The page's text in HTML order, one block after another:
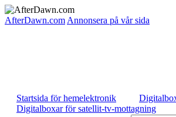
AfterDawn.com Annonsera på vår sida
Startsida för hemelektronik
Digitalboxar för satellit-tv-mottagning